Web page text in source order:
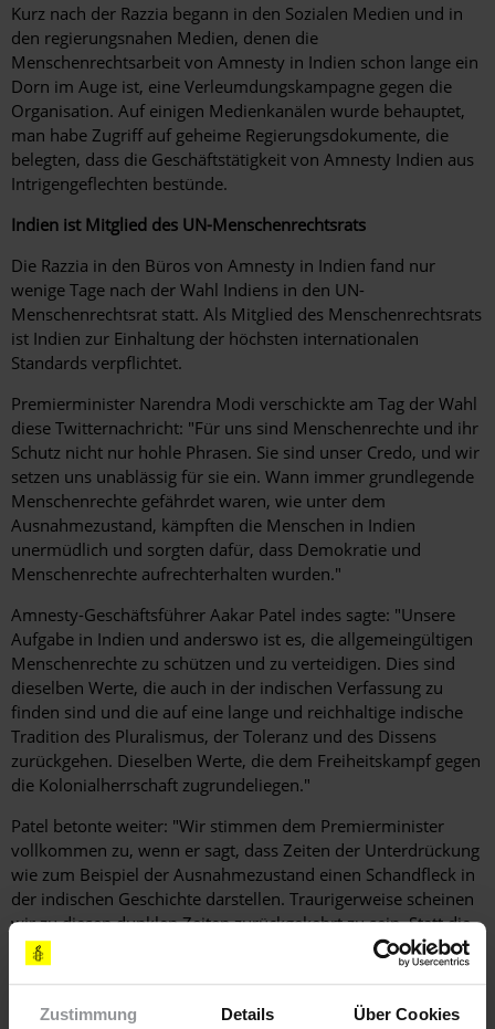
Zustimmung Details Über Cookies
Kurz nach der Razzia begann in den Sozialen Medien und in
den regierungsnahen Medien, denen die
Menschenrechtsarbeit von Amnesty in Indien schon lange ein
Dorn im Auge ist, eine Verleumdungskampagne gegen die
Organisation. Auf einigen Medienkanälen wurde behauptet,
man habe Zugriff auf geheime Regierungsdokumente, die
belegten, dass die Geschäftstätigkeit von Amnesty Indien aus
Intrigengeflechten bestünde.
Indien ist Mitglied des UN-Menschenrechtsrats
Die Razzia in den Büros von Amnesty in Indien fand nur
wenige Tage nach der Wahl Indiens in den UN-
Menschenrechtsrat statt. Als Mitglied des Menschenrechtsrats
ist Indien zur Einhaltung der höchsten internationalen
Standards verpflichtet.
Premierminister Narendra Modi verschickte am Tag der Wahl
diese Twitternachricht: "Für uns sind Menschenrechte und ihr
Schutz nicht nur hohle Phrasen. Sie sind unser Credo, und wir
setzen uns unablässig für sie ein. Wann immer grundlegende
Menschenrechte gefährdet waren, wie unter dem
Ausnahmezustand, kämpften die Menschen in Indien
unermüdlich und sorgten dafür, dass Demokratie und
Menschenrechte aufrechterhalten wurden."
Amnesty-Geschäftsführer Aakar Patel indes sagte: "Unsere
Aufgabe in Indien und anderswo ist es, die allgemeingültigen
Menschenrechte zu schützen und zu verteidigen. Dies sind
dieselben Werte, die auch in der indischen Verfassung zu
finden sind und die auf eine lange und reichhaltige indische
Tradition des Pluralismus, der Toleranz und des Dissens
zurückgehen. Dieselben Werte, die dem Freiheitskampf gegen
die Kolonialherrschaft zugrundeliegen."
Patel betonte weiter: "Wir stimmen dem Premierminister
vollkommen zu, wenn er sagt, dass Zeiten der Unterdrückung
wie zum Beispiel der Ausnahmezustand einen Schandfleck in
der indischen Geschichte darstellen. Traurigerweise scheinen
wir zu diesen dunklen Zeiten zurückgekehrt zu sein. Statt die
Menschenrechte zu schützen, wie sie es versprochen hat,
nimmt die Regierung nun genau diejenigen ins Visier, die sich